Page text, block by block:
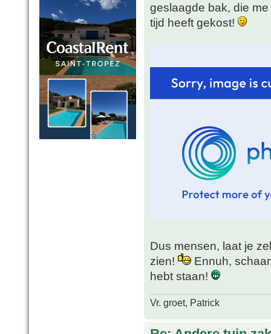
geslaagde bak, die
tijd heeft gekost!
Dus mensen, laat je
zien!
Ennuh,
hebt staan!
Vr. groet, Patrick